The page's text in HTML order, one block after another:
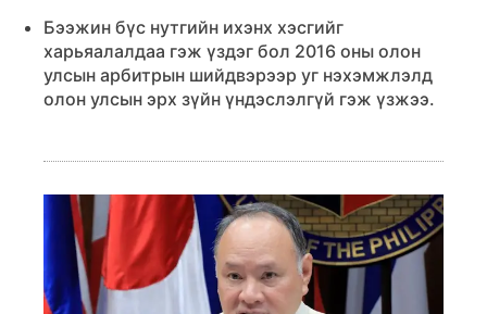
Бээжин бүс нутгийн ихэнх хэсгийг
харьяалалдаа гэж үздэг бол 2016 оны олон
улсын арбитрын шийдвэрээр уг нэхэмжлэлд
олон улсын эрх зүйн үндэслэлгүй гэж үзжээ.